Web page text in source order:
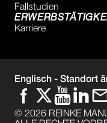
Fallstudien
Karriere
© 2026 REINKE
Englisch - Standort